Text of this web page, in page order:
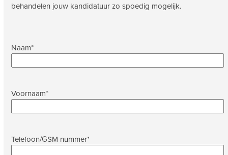
behandelen jouw kandidatuur zo spoedig mogelijk.
Naam*
Voornaam*
Telefoon/GSM nummer*